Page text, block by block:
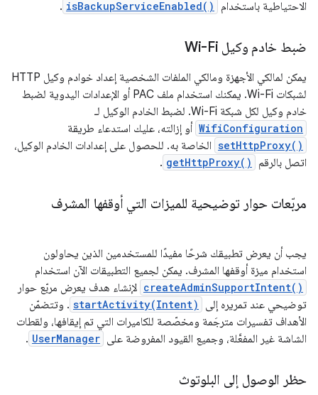
الاحتياطية باستخدام isBackupServiceEnabled()
.
ضبط خادم وكيل Wi-Fi
يمكن لمالكي الأجهزة ومالكي الملفات الشخصية إعداد خوادم وكيل HTTP
لشبكات Wi-Fi. يمكنك استخدام ملف PAC أو الإعدادات اليدوية لضبط
خادم وكيل لكل شبكة Wi-Fi. لضبط الخادم الوكيل لـ
WifiConfiguration أو إزالته، عليك استدعاء طريقة
setHttpProxy() الخاصة به. للحصول على إعدادات الخادم الوكيل،
اتصل بالرقم
getHttpProxy()
.
مربّعات حوار توضيحية للميزات التي أوقفها المشرف
يجب أن يعرض تطبيقك شرحًا مفيدًا للمستخدمين الذين يحاولون
استخدام ميزة أوقفها المشرف. يمكن لجميع التطبيقات الآن استخدام
createAdminSupportIntent() لإنشاء هدف يعرض مربّع حوار
توضيحي عند تمريره إلى
startActivity(Intent) . وتتضمّن
الأهداف تفسيرات مترجَمة ومخصّصة للكاميرات التي تم إيقافها، ولقطات
الشاشة غير المفعَّلة، وجميع القيود المفروضة على UserManager
.
حظر الوصول إلى البلوتوث